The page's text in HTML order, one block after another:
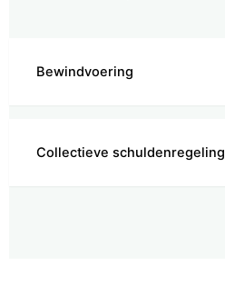
Bewindvoering
Collectieve schuldenregeling